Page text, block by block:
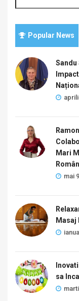
Popular News
Mari
mai
Masaj
sa